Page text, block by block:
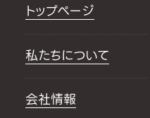
トップページ
私たちについて
会社情報